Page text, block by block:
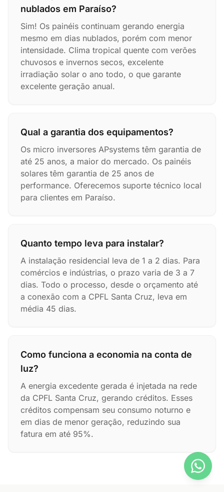
nublados em Paraíso?
Sim! Os painéis continuam gerando energia
mesmo em dias nublados, porém com menor
intensidade. Clima tropical quente com verões
chuvosos e invernos secos, excelente
irradiação solar o ano todo, o que garante
excelente geração anual.
Qual a garantia dos equipamentos?
Os micro inversores APsystems têm garantia de
até 25 anos, a maior do mercado. Os painéis
solares têm garantia de 25 anos de
performance. Oferecemos suporte técnico local
para clientes em Paraíso.
Quanto tempo leva para instalar?
A instalação residencial leva de 1 a 2 dias. Para
comércios e indústrias, o prazo varia de 3 a 7
dias. Todo o processo, desde o orçamento até
a conexão com a CPFL Santa Cruz, leva em
média 45 dias.
Como funciona a economia na conta de
luz?
A energia excedente gerada é injetada na rede
da CPFL Santa Cruz, gerando créditos. Esses
créditos compensam seu consumo noturno e
em dias de menor geração, reduzindo sua
fatura em até 95%.